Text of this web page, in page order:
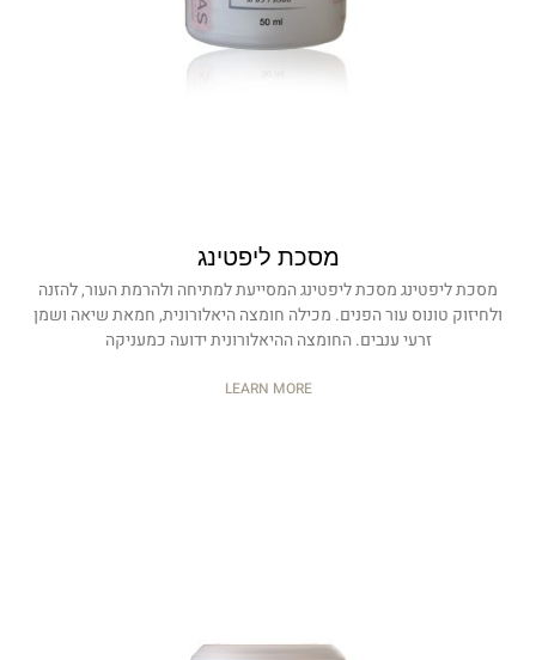
מסכת ליפטינג
מסכת ליפטינג מסכת ליפטינג המסייעת למתיחה ולהרמת העור, להזנה
ולחיזוק טונוס עור הפנים. מכילה חומצה היאלורונית, חמאת שיאה ושמן
זרעי ענבים. החומצה ההיאלורונית ידועה כמעניקה
LEARN MORE